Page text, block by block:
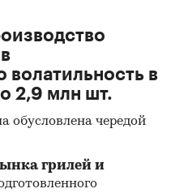
волатильность в
2,9 млн шт.
обусловлена чередой
грилей и